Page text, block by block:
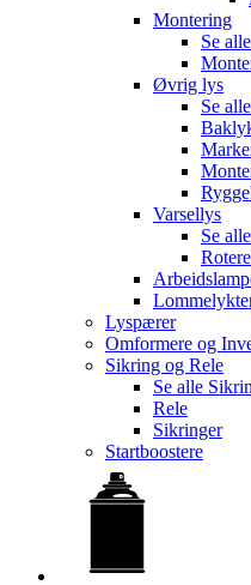
Montering
Se alle
Øvrig lys
Se alle
Varsellys
Se alle
Lyspærer
Omformere og
Sikring og Rele
Se alle
Rele
Sikringer
Startboostere